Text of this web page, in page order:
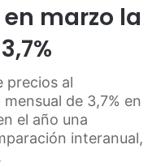
marzo la
precios al
de 3,7% en
el año una
interanual,